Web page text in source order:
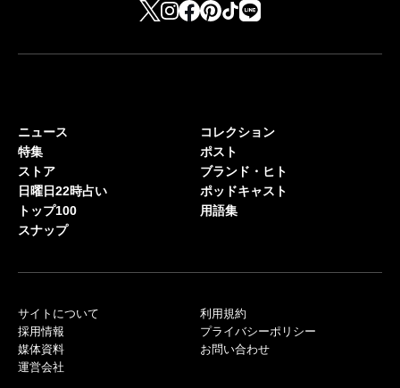
ニュース
特集
ストア
日曜日22時占い
トップ100
スナップ
コレクション
ポスト
ブランド・ヒト
ポッドキャスト
用語集
サイトについて
採用情報
媒体資料
運営会社
利用規約
プライバシーポリシー
お問い合わせ